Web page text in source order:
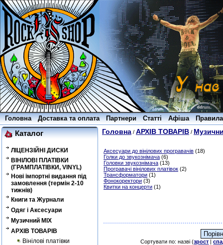
Головна Доставка та оплата Партнери Статті Афіша
Каталог
ЛІЦЕНЗІЙНІ ДИСКИ
ВІНІЛОВІ ПЛАТІВКИ
(ГРАМПЛАТІВКИ, VINYL)
Нові імпортні видання під
замовлення (термін 2-10
тижнів)
Книги та Журнали
Одяг і Аксесуари
Музичний MIX
АРХІВ ТОВАРІВ
Вінілові платівки
Головна / АРХІВ ТОВАРІВ /
Аксесуари до вінілових програвачів (18)
Голки до звукознімача (6)
Головки звукознімача (13)
Програвачі вінілових платівок (2)
Трансформатори (1)
Фонокоректори (3)
Квитки на концерти (1)
Сортувати по: назві (зрост |